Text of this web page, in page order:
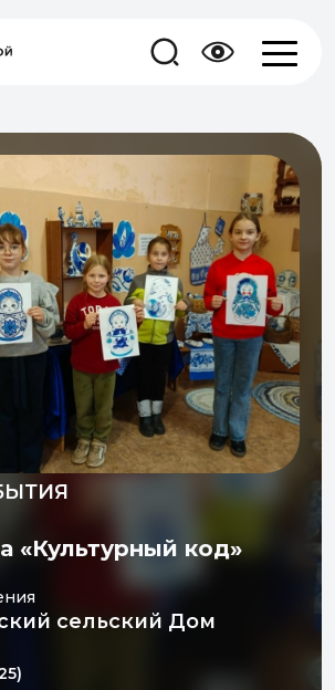
«Культурный код»
сельский Дом